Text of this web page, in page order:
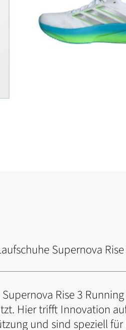
Supernova Rise
Rise 3
Hier trifft Innovation
und sind speziell